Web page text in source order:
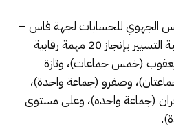
الجهوي للحسابات لجهة فاس –
مكناس قد قام في إطار مراقبة التسيير بإنجاز 20 مهمة رقابية
(خمس جماعات)، وتازة
وصفرو (جماعة واحدة)،
(جماعة واحدة)، وعلى مستوى